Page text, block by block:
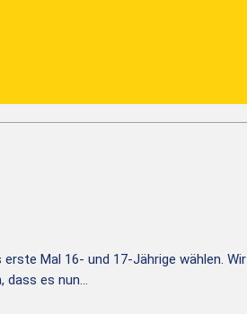
Mal 16- und 17-Jährige wählen. Wir
dass es nun…